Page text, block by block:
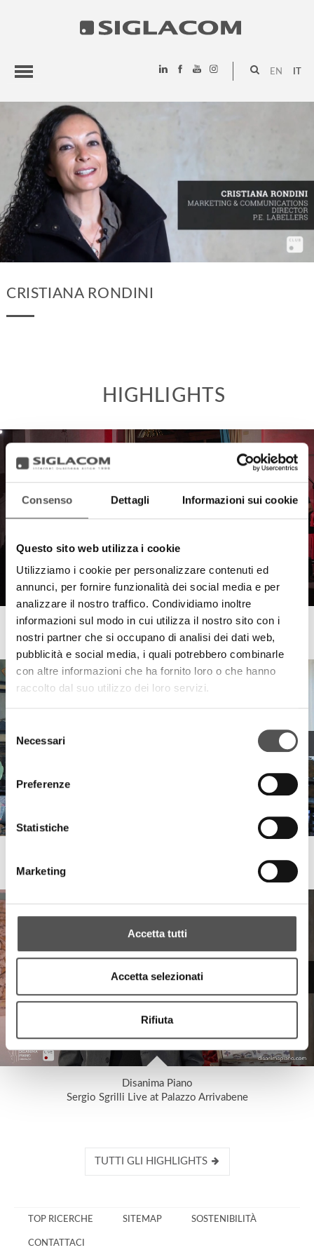
Consenso Dettagli Informazioni sui cookie
Questo sito web utilizza i cookie
Utilizziamo i cookie per personalizzare contenuti ed
annunci, per fornire funzionalità dei social media e per
analizzare il nostro traffico. Condividiamo inoltre
informazioni sul modo in cui utilizza il nostro sito con i
nostri partner che si occupano di analisi dei dati web,
pubblicità e social media, i quali potrebbero combinarle
con altre informazioni che ha fornito loro o che hanno
raccolto dal suo utilizzo dei loro servizi.
del
consenso
Necessari
Preferenze
Statistiche
Marketing
Accetta tutti
Accetta selezionati
Rifiuta
EN
HIGHLIGHTS
PROGETTI
SIGLACOM
CRISTIANA RONDINI
HIGHLIGHTS
Disanima Piano
Massimo Coppola & band: Bring on the night
Disanima Piano
Sergio Sgrilli Live at Palazzo Arrivabene
TUTTI GLI HIGHLIGHTS
TOP RICERCHE SITEMAP SOSTENIBILITÀ
CONTATTACI